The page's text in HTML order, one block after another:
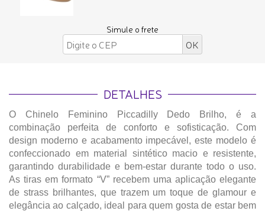
Simule o frete
DETALHES
O Chinelo Feminino Piccadilly Dedo Brilho, é a
combinação perfeita de conforto e sofisticação. Com
design moderno e acabamento impecável, este modelo é
confeccionado em material sintético macio e resistente,
garantindo durabilidade e bem-estar durante todo o uso.
As tiras em formato “V” recebem uma aplicação elegante
de strass brilhantes, que trazem um toque de glamour e
elegância ao calçado, ideal para quem gosta de estar bem